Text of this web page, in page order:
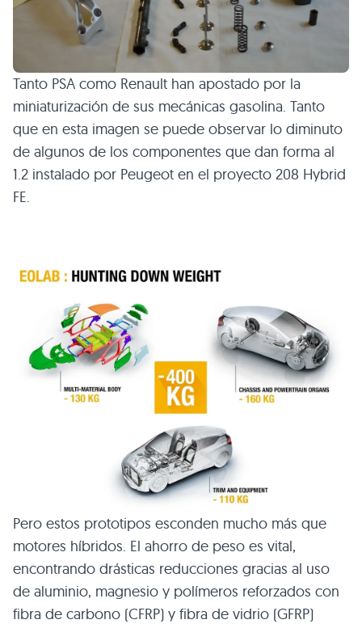
Tanto PSA como Renault han apostado por la
miniaturización de sus mecánicas gasolina. Tanto
que en esta imagen se puede observar lo diminuto
de algunos de los componentes que dan forma al
1.2 instalado por Peugeot en el proyecto 208 Hybrid
FE.
Pero estos prototipos esconden mucho más que
motores híbridos. El ahorro de peso es vital,
encontrando drásticas reducciones gracias al uso
de aluminio, magnesio y polímeros reforzados con
fibra de carbono (CFRP) y fibra de vidrio (GFRP)